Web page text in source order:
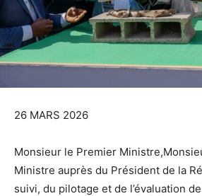
26 MARS 2026
Monsieur le Premier
Ministre auprès du Président de la
suivi, du pilotage et de l’évaluation de